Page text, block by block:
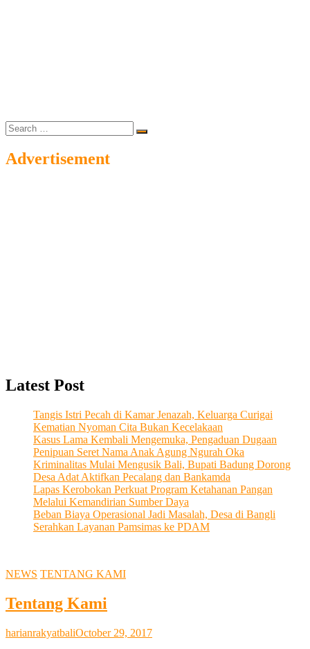
Search
…
Advertisement
Latest Post
Tangis Istri Pecah di Kamar Jenazah, Keluarga Curigai
Kematian Nyoman Cita Bukan Kecelakaan
Kasus Lama Kembali Mengemuka, Pengaduan Dugaan
Penipuan Seret Nama Anak Agung Ngurah Oka
Kriminalitas Mulai Mengusik Bali, Bupati Badung Dorong
Desa Adat Aktifkan Pecalang dan Bankamda
Lapas Kerobokan Perkuat Program Ketahanan Pangan
Melalui Kemandirian Sumber Daya
Beban Biaya Operasional Jadi Masalah, Desa di Bangli
Serahkan Layanan Pamsimas ke PDAM
NEWS TENTANG KAMI
Tentang Kami
harianrakyatbaliOctober 29, 2017